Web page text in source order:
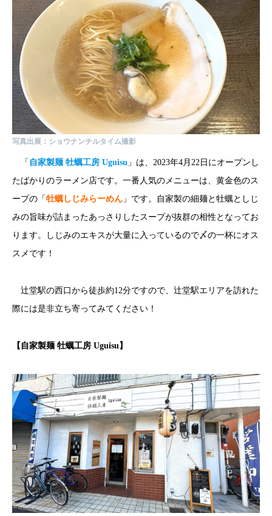
写真出展：ショウナンチルタイム撮影
「 自家製麺 牡蠣工房 Uguisu 」は、2023年4月22日にオープンし
たばかりのラーメン店です。一番人気のメニューは、黄金色のス
ープの「 牡蠣しじみらーめん 」です。自家製の細麺と牡蠣としじ
みの旨味が詰まったあっさりしたスープが抜群の相性となってお
ります。しじみのエキスが大量に入っているので〆の一杯にオス
スメです！
辻堂駅の西口から徒歩約12分ですので、辻堂駅エリアを訪れた
際には是非立ち寄ってみてください！
【 自家製麺 牡蠣工房 Uguisu 】